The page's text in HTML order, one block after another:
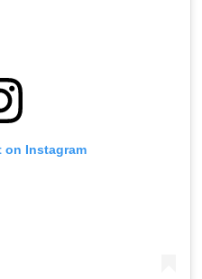
on Instagram